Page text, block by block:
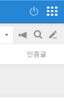
공
on/off
검
색
글
쓰
인증글